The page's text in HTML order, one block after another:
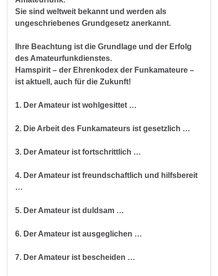
Sie sind weltweit bekannt und werden als
ungeschriebenes Grundgesetz anerkannt.
Ihre Beachtung ist die Grundlage und der Erfolg
des Amateurfunkdienstes.
Hamspirit – der Ehrenkodex der Funkamateure –
ist aktuell, auch für die Zukunft!
1. Der Amateur ist wohlgesittet …
2. Die Arbeit des Funkamateurs ist gesetzlich …
3. Der Amateur ist fortschrittlich …
4. Der Amateur ist freundschaftlich und hilfsbereit
…
5. Der Amateur ist duldsam …
6. Der Amateur ist ausgeglichen …
7. Der Amateur ist bescheiden …